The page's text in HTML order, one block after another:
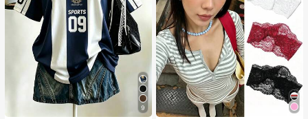
9
#1 ขายดี